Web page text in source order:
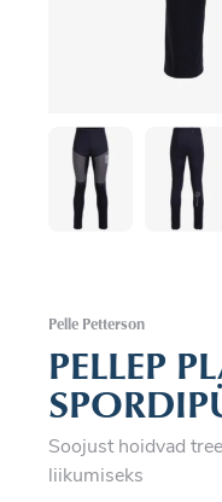
Pelle Petterson
PELLEP
Soojust hoidvad
liikumiseks